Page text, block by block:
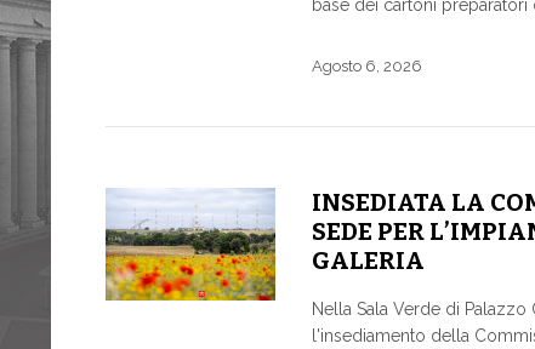
base dei cartoni preparatori
Agosto 6, 2026
INSEDIATA LA
SEDE PER
GALERIA
Nella Sala Verde di
l'insediamento della